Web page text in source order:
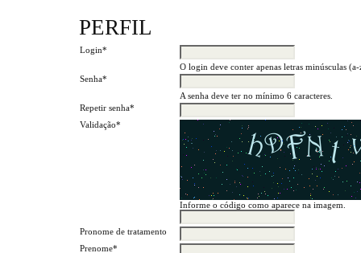
PERFIL
Login*
O login deve conter apenas letras minúsculas
Senha*
A senha deve ter no mínimo 6 caracteres.
Repetir senha*
Validação*
Informe o código como aparece na imagem.
Pronome de tratamento
Prenome*